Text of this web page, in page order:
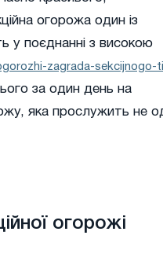
огорожа один із
у поєднанні з високою
zagrada-sekcijnogo-
за один день на
яка прослужить не
огорожі